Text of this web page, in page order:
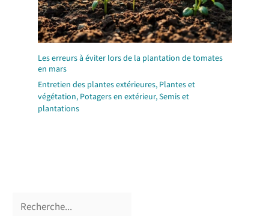
Les erreurs à éviter lors de la plantation de tomates
en mars
Entretien des plantes extérieures, Plantes et
végétation, Potagers en extérieur,Semis et
plantations